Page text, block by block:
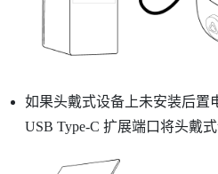
如果头戴式设备上未安装后置
USB Type-C 扩展端口将头戴